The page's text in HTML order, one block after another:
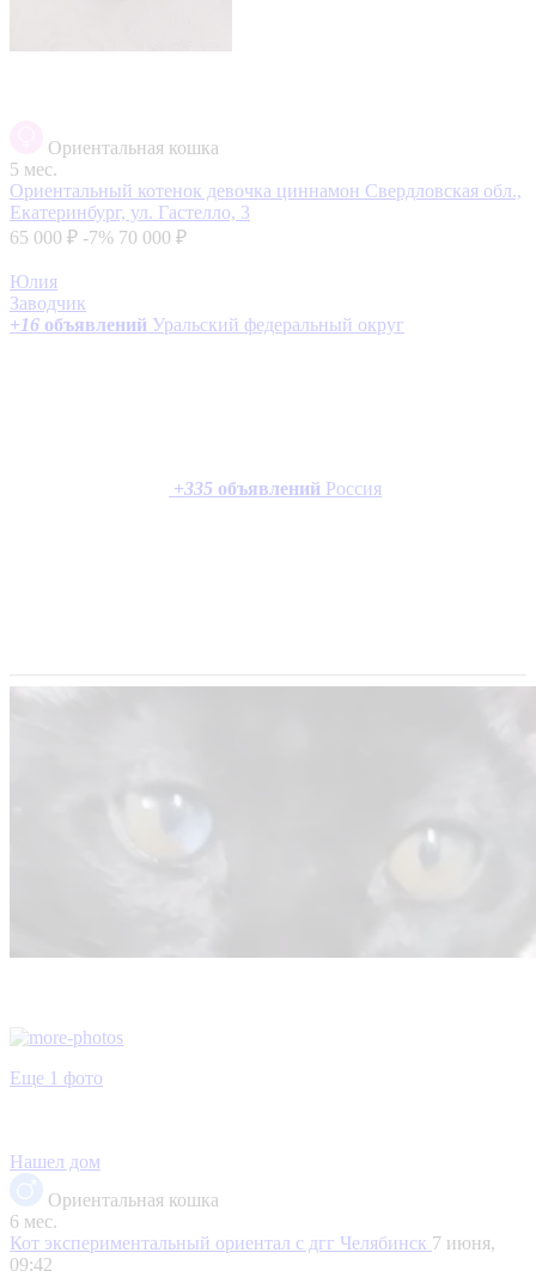
Ориентальная кошка
5 мес.
Ориентальный котенок девочка циннамон Свердловская обл.,
Екатеринбург, ул. Гастелло, 3
65 000 ₽ -7% 70 000 ₽
Юлия
Заводчик
+16 объявлений Уральский федеральный округ
+335 объявлений Россия
Еще 1 фото
Нашел дом
Ориентальная кошка
6 мес.
Кот экспериментальный ориентал с дгг Челябинск 7 июня,
09:42